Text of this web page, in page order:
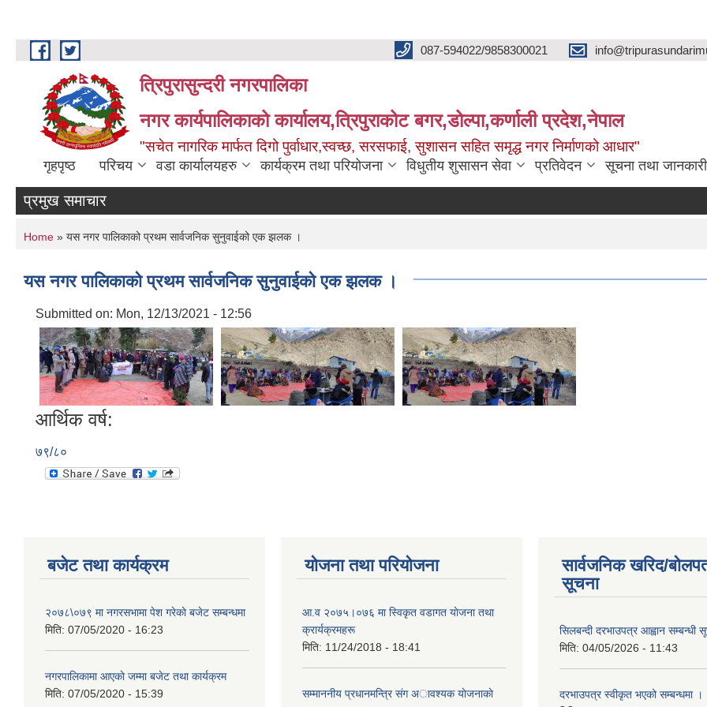
Skip to main content 087-594022/9858300021
त्रिपुरासुन्दरी नगरपालिका
नगर कार्यपालिकाको कार्यालय,त्रिपुराकोट बगर,डोल्पा,कर्णाली प्रदेश,नेपाल
"सचेत नागरिक मार्फत दिगो पुर्वाधार,स्वच्छ, सरसफाई, सुशासन सहित समृद्ध नगर निर्माणको आधार"
गृहपृष्ठ परिचय वडा कार्यालयहरु कार्यक्रम तथा परियोजना विधुतीय शुसासन सेवा प्रतिवेदन सूचना तथा जानकारी
प्रमुख समाचार
You are here
Home » यस नगर पालिकाको प्रथम सार्वजनिक सुनुवाईको एक झलक ।
यस नगर पालिकाको प्रथम सार्वजनिक सुनुवाईको एक झलक ।
Submitted on: Mon, 12/13/2021 - 12:56
आर्थिक वर्ष:
७९/८०
बजेट तथा कार्यक्रम
२०७८\०७९ मा नगरसभामा पेश गरेकाे बजेट सम्बन्धमा
मिति: 07/05/2020 - 16:23
नगरपालिकामा आएकाे जम्मा बजेट तथा कार्यक्रम
मिति: 07/05/2020 - 15:39
योजना तथा परियोजना
आ.व २०७५।०७६ मा स्विकृत वडागत याेजना तथा
क्रार्यक्रमहरू
मिति: 11/24/2018 - 18:41
सम्माननीय प्रधानमन्त्रि संग अावश्यक याेजनाकाे
सार्वजनिक खरिद/
सूचना
सिलबन्दी दरभाउपत्र आह्वान सम्बन्धी
मिति: 04/05/2026 - 11:43
दरभाउपत्र स्वीकृत भएको सम्बन्धमा ।